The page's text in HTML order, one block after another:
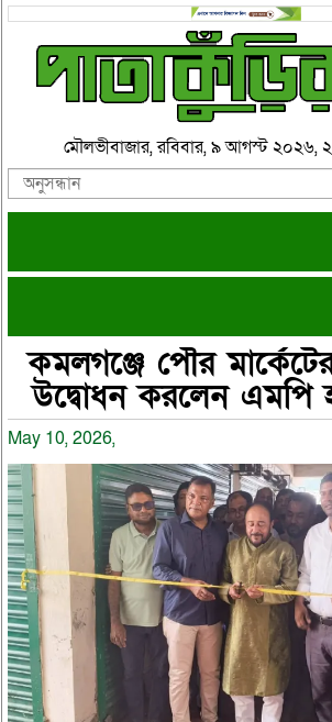
মৌলভীবাজার, রবিবার, ৯ আগস্ট ২০২৬,
কমলগঞ্জে পৌর
উদ্বোধন করলেন এমপি
May 10, 2026,